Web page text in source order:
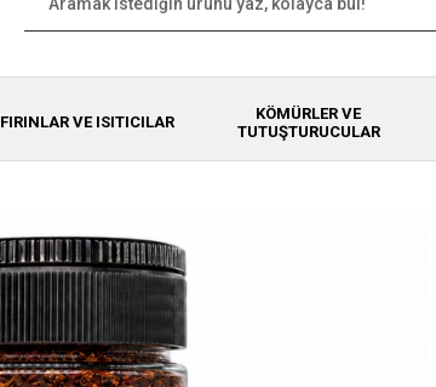
FIRINLAR VE ISITICILAR
KÖMÜRLER VE
TUTUŞTURUCULAR